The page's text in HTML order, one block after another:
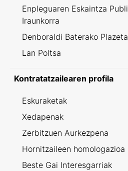
Enpleguaren Eskaintza
Iraunkorra
Denboraldi Baterako
Lan Poltsa
Kontratatzailearen profila
Eskuraketak
Xedapenak
Zerbitzuen Aurkezpena
Hornitzaileen homologazioa
Beste Gai Interesgarriak